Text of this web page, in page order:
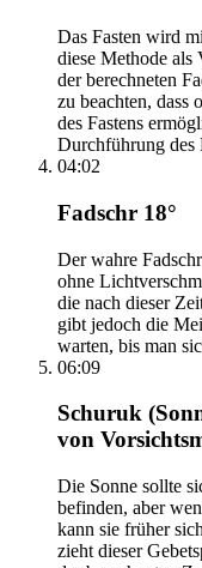
Das Fasten wird
diese Methode als
der berechneten
zu beachten, dass
des Fastens
Durchführung des
04:02
Fadschr 18°
Der wahre
ohne
die nach dieser
gibt jedoch die
warten, bis man
06:09
Schuruk
von
Die Sonne sollte
befinden, aber
kann sie früher
zieht dieser